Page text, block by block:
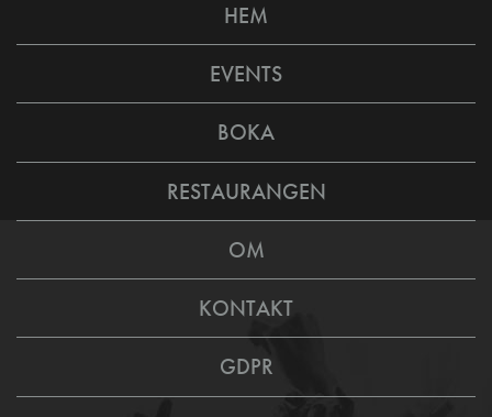
HEM
EVENTS
BOKA
RESTAURANGEN
OM
KONTAKT
GDPR